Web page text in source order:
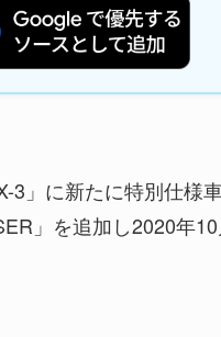
3」に新たに特別仕様
」を追加し2020年